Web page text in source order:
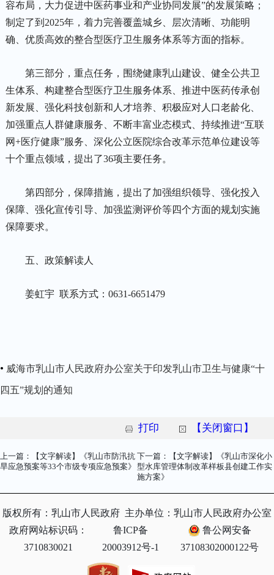
容布局，大力促进中医药事业和产业协同发展”的发展策略；
制定了到2025年，着力完善覆盖城乡、层次清晰、功能明
确、优质高效的整合型医疗卫生服务体系等方面的指标。
第三部分，重点任务，围绕健康乳山建设、健全公共卫
生体系、构建整合型医疗卫生服务体系、推进中医药传承创
新发展、强化科技创新和人才培养、积极应对人口老龄化、
加强重点人群健康服务、不断丰富业态模式、持续推进“互联
网+医疗健康”服务、深化公立医院综合改革示范单位建设等
十个重点领域，提出了36项主要任务。
第四部分，保障措施，提出了加强组织领导、强化投入
保障、强化宣传引导、加强监测评价等四个方面的规划实施
保障要求。
五、政策解读人
姜虹宇 联系方式：0631-6651479
• 威海市乳山市人民政府办公室关于印发乳山市卫生与健康“十
四五”规划的通知
打印 【关闭窗口】
上一篇：【文字解读】《乳山市防汛抗
旱应急预案等33个市级专项应急预案》
下一篇：【文字解读】《乳山市深化小
型水库管理体制改革样板县创建工作实
施方案》
版权所有：乳山市人民政府 主办单位：乳山市人民政府办公室
政府网站标识码：
3710830021
鲁ICP备
20003912号-1
鲁公网安备
37108302000122号